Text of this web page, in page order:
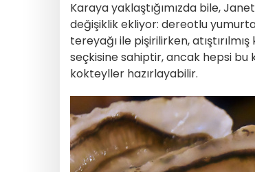
Karaya yaklaştığımızda bile,
değişiklik ekliyor: dereotlu
tereyağı ile pişirilirken,
seçkisine sahiptir, ancak hepsi
kokteyller hazırlayabilir.